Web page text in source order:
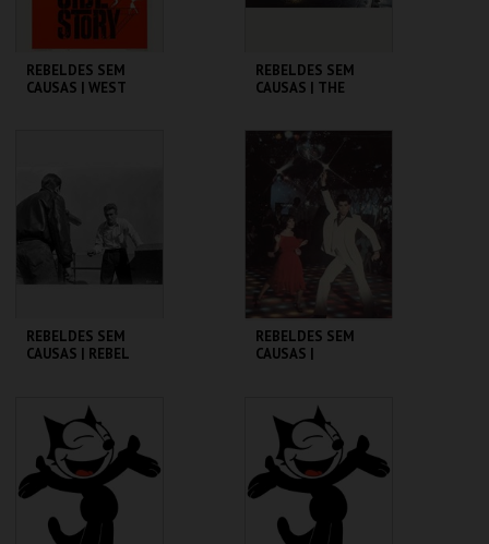
REBELDES SEM
CAUSAS | WEST
MAIS INFO
COMPRAR
REBELDES SEM
CAUSAS | THE
CINEMATECA
MAIS INFO
COMPRAR
REBELDES SEM
CAUSAS | REBEL
CINEMATECA
MAIS INFO
COMPRAR
REBELDES SEM
CAUSAS |
CINEMATECA
MAIS INFO
COMPRAR